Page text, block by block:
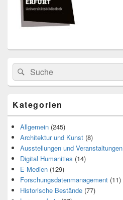
Search
for:
Suche
Kategorien
Allgemein (245)
Architektur und Kunst (8)
Ausstellungen und Veranstaltungen
Digital Humanities (14)
E-Medien (129)
Forschungsdatenmanagement (11)
Historische Bestände (77)